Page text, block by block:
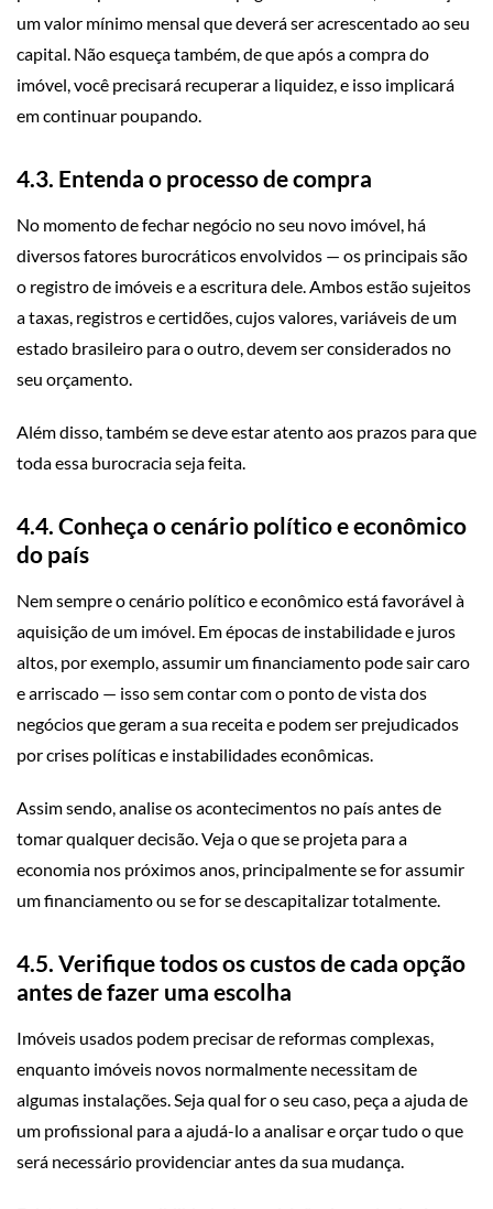
um valor mínimo mensal que deverá ser acrescentado ao seu
capital. Não esqueça também, de que após a compra do
imóvel, você precisará recuperar a liquidez, e isso implicará
em continuar poupando.
4.3. Entenda o processo de compra
No momento de fechar negócio no seu novo imóvel, há
diversos fatores burocráticos envolvidos — os principais são
o registro de imóveis e a escritura dele. Ambos estão sujeitos
a taxas, registros e certidões, cujos valores, variáveis de um
estado brasileiro para o outro, devem ser considerados no
seu orçamento.
Além disso, também se deve estar atento aos prazos para que
toda essa burocracia seja feita.
4.4. Conheça o cenário político e econômico
do país
Nem sempre o cenário político e econômico está favorável à
aquisição de um imóvel. Em épocas de instabilidade e juros
altos, por exemplo, assumir um financiamento pode sair caro
e arriscado — isso sem contar com o ponto de vista dos
negócios que geram a sua receita e podem ser prejudicados
por crises políticas e instabilidades econômicas.
Assim sendo, analise os acontecimentos no país antes de
tomar qualquer decisão. Veja o que se projeta para a
economia nos próximos anos, principalmente se for assumir
um financiamento ou se for se descapitalizar totalmente.
4.5. Verifique todos os custos de cada opção
antes de fazer uma escolha
Imóveis usados podem precisar de reformas complexas,
enquanto imóveis novos normalmente necessitam de
algumas instalações. Seja qual for o seu caso, peça a ajuda de
um profissional para a ajudá-lo a analisar e orçar tudo o que
será necessário providenciar antes da sua mudança.